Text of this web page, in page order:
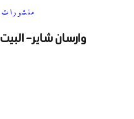
منشورات
وارسان شاير –